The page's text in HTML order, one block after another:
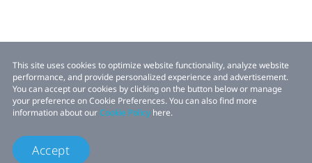
This site uses cookies to optimize website functionality, analyze website
performance, and provide personalized experience and advertisement.
You can accept our cookies by clicking on the button below or manage
your preference on Cookie Preferences. You can also find more
information about ourCookie Policy here.
Accept